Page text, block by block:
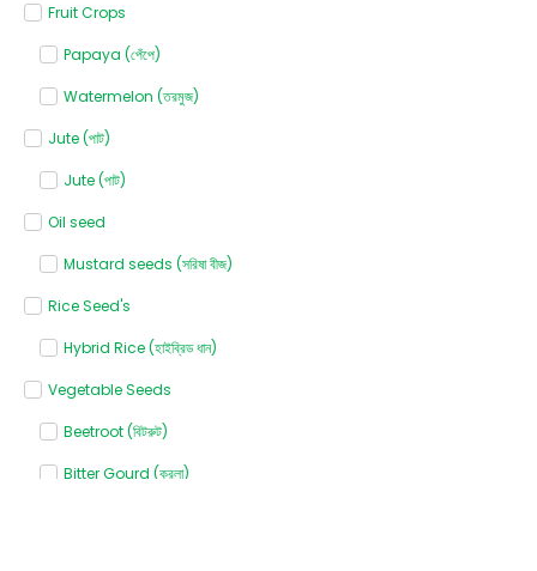
Fruit Crops
Papaya (পেঁপে)
Watermelon (তরমুজ)
Jute (পাট)
Jute (পাট)
Oil seed
Mustard seeds (সরিষা বীজ)
Rice Seed's
Hybrid Rice (হাইব্রিড ধান)
Vegetable Seeds
Beetroot (বিটরুট)
Bitter Gourd (করলা)